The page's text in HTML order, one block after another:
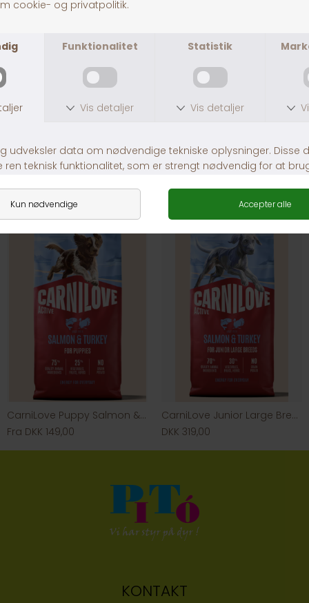
CarniLove Venison & Reindeer & Wild Boar
DKK 149,00
CarniLove Small Breed Salmon & Turkey
Fra DKK 149,00
CarniLove Puppy Salmon & Turkey
Fra DKK 149,00
CarniLove Junior Large Breed Salmon & Turkey
DKK 319,00
KONTAKT